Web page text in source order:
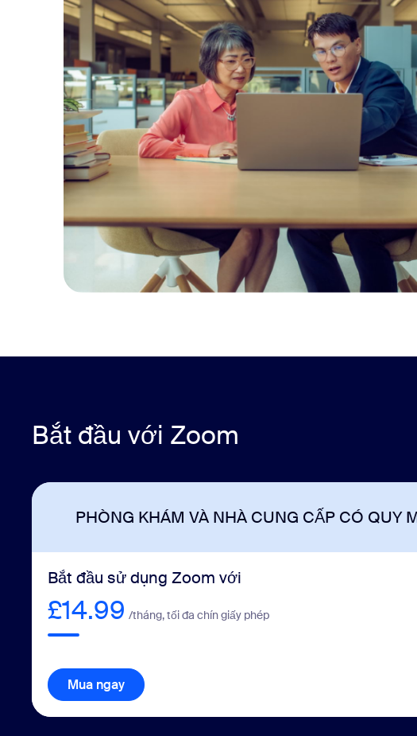
Bắt đầu với Zoom
PHÒNG KHÁM VÀ NHÀ CUNG CẤP CÓ QUY
Bắt đầu sử dụng Zoom với
£14.99 /tháng, tối đa chín giấy phép
Mua ngay